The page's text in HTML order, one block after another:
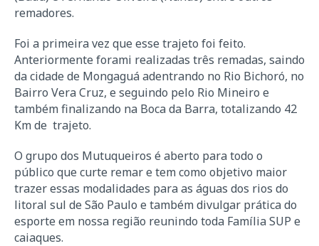
remadores.
Foi a primeira vez que esse trajeto foi feito.
Anteriormente forami realizadas três remadas, saindo
da cidade de Mongaguá adentrando no Rio Bichoró, no
Bairro Vera Cruz, e seguindo pelo Rio Mineiro e
também finalizando na Boca da Barra, totalizando 42
Km de trajeto.
O grupo dos Mutuqueiros é aberto para todo o
público que curte remar e tem como objetivo maior
trazer essas modalidades para as águas dos rios do
litoral sul de São Paulo e também divulgar prática do
esporte em nossa região reunindo toda Família SUP e
caiaques.